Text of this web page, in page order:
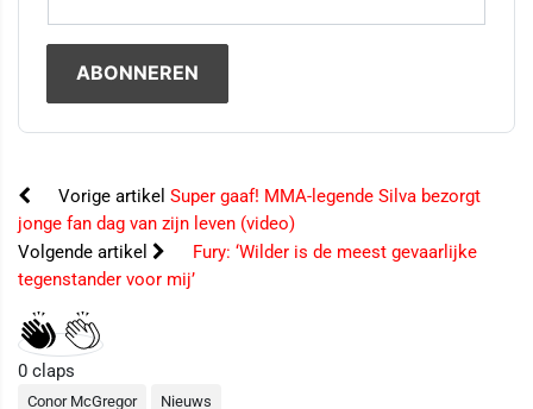
Vorige artikel Super gaaf! MMA-legende Silva bezorgt
jonge fan dag van zijn leven (video)
Volgende artikel
Fury: ‘Wilder is de meest gevaarlijke
tegenstander voor mij’
0 claps
Conor McGregor Nieuws